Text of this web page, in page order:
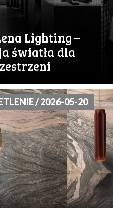
Lighting –
światła dla
/ 2026-05-20